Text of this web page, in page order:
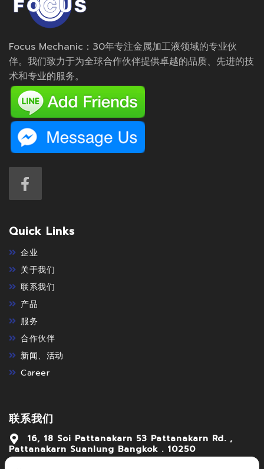
Focus Mechanic：30年专注金属加工液领域的专业伙
伴。我们致力于为全球合作伙伴提供卓越的品质、先进的技
术和专业的服务。
Quick Links
企业
关于我们
联系我们
产品
服务
合作伙伴
新闻、活动
Career
联系我们
16, 18 Soi Pattanakarn 53 Pattanakarn Rd. ,
Pattanakarn Suanlung Bangkok . 10250